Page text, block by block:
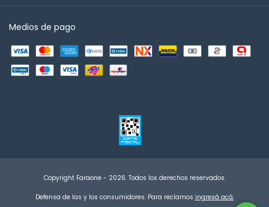
Medios de pago
Copyright Faraone - 2026. Todos los derechos reservados.
Defensa de las y los consumidores. Para reclamos ingresá acá.